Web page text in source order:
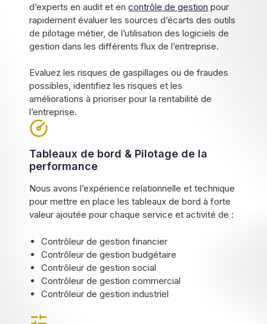
d’experts en audit et encontrôle de gestion pour
rapidement évaluer les sources d’écarts des outils
de pilotage métier, de l’utilisation des logiciels de
gestion dans les différents flux de l’entreprise.
Evaluez les risques de gaspillages ou de fraudes
possibles, identifiez les risques et les
améliorations à prioriser pour la rentabilité de
l’entreprise.
Tableaux de bord & Pilotage de la
performance
Nous avons l’expérience relationnelle et technique
pour mettre en place les tableaux de bord à forte
valeur ajoutée pour chaque service et activité de :
Contrôleur de gestion financier
Contrôleur de gestion budgétaire
Contrôleur de gestion social
Contrôleur de gestion commercial
Contrôleur de gestion industriel